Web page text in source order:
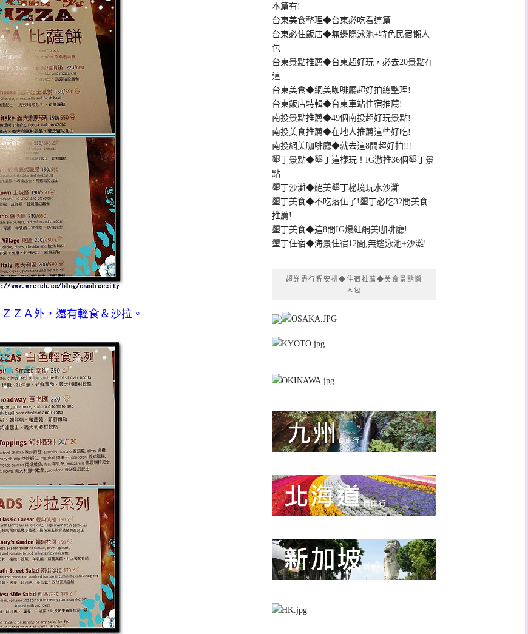
ＺＡ外，還有輕食＆沙拉。
本篇有!
台東美食整理◆台東必吃看這篇
台東必住飯店◆無邊際泳池+特色民宿懶人
包
台東景點推薦◆台東超好玩，必去20景點在
這
台東美食◆網美咖啡廳超好拍總整理!
台東飯店特輯◆台東車站住宿推薦!
南投景點推薦◆49個南投超好玩景點!
南投美食推薦◆在地人推薦這些好吃!
南投網美咖啡廳◆就去這8間超好拍!!!
墾丁景點◆墾丁這樣玩！IG激推36個墾丁景
點
墾丁沙灘◆絕美墾丁秘境玩水沙灘
墾丁美食◆不吃落伍了!墾丁必吃32間美食
推薦!
墾丁美食◆這8間IG爆紅網美咖啡廳!
墾丁住宿◆海景住宿12間,無邊泳池+沙灘!
超詳盡行程安排◆住宿推薦◆美食景點懶
人包